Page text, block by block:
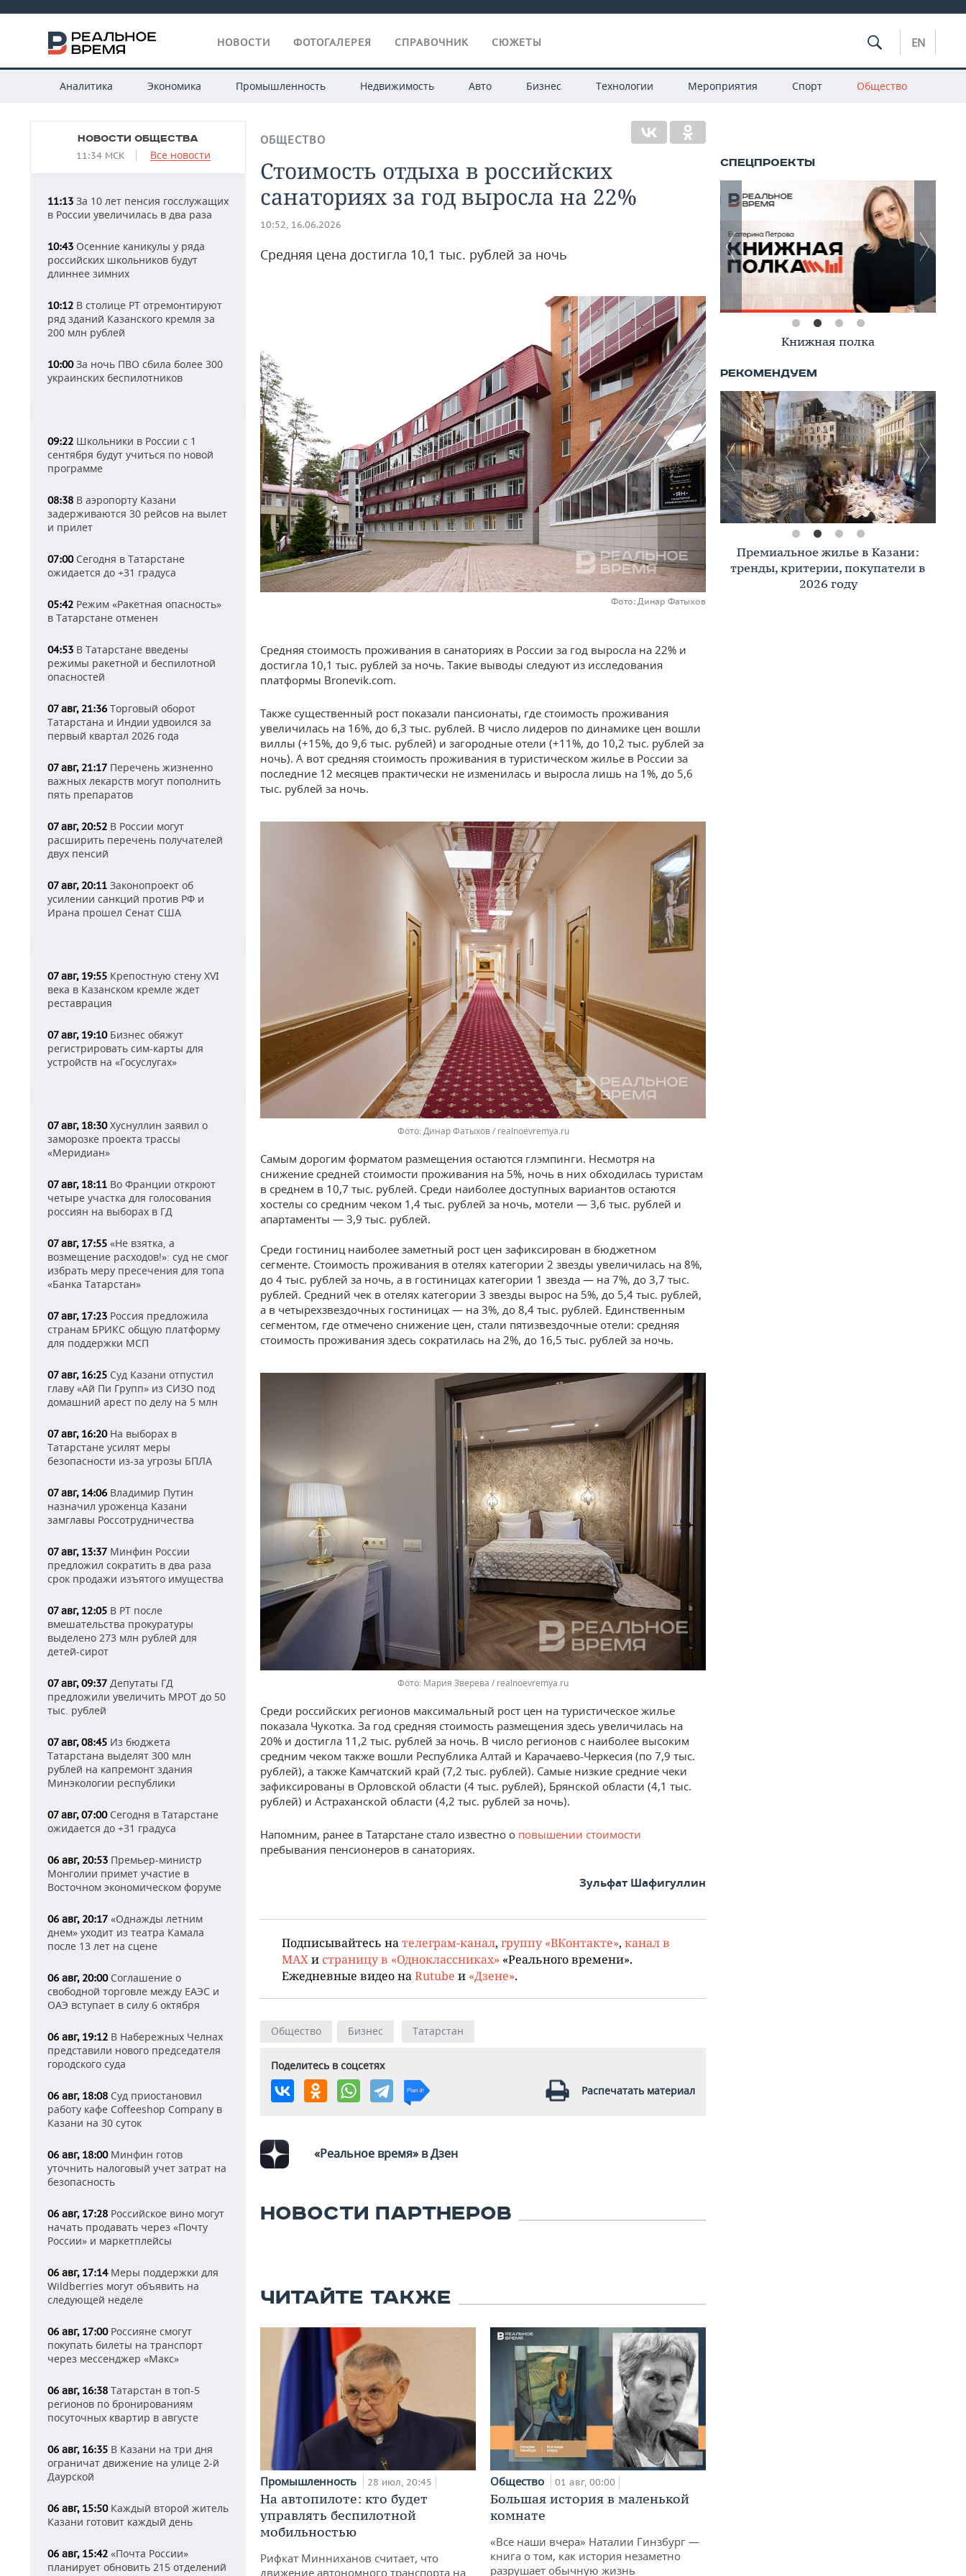
НОВОСТИ ФОТОГАЛЕРЕЯ СПРАВОЧНИК СЮЖЕТЫ EN
Аналитика Экономика Промышленность Недвижимость Авто Бизнес Технологии Мероприятия Спорт Общество
НОВОСТИ ОБЩЕСТВА
11:34 МСК Все новости
11:13 За 10 лет пенсия госслужащих
в России увеличилась в два раза
10:43 Осенние каникулы у ряда
российских школьников будут
длиннее зимних
10:12 В столице РТ отремонтируют
ряд зданий Казанского кремля за
200 млн рублей
10:00За ночь ПВО сбила более 300
украинских беспилотников
09:22 Школьники в России с 1
сентября будут учиться по новой
программе
08:38 В аэропорту Казани
задерживаются 30 рейсов на вылет
и прилет
07:00Сегодня в Татарстане
ожидается до +31 градуса
05:42 Режим «Ракетная опасность»
в Татарстане отменен
04:53 В Татарстане введены
режимы ракетной и беспилотной
опасностей
07 авг, 21:36 Торговый оборот
Татарстана и Индии удвоился за
первый квартал 2026 года
07 авг, 21:17 Перечень жизненно
важных лекарств могут пополнить
пять препаратов
07 авг, 20:52 В России могут
расширить перечень получателей
двух пенсий
07 авг, 20:11 Законопроект об
усилении санкций против РФ и
Ирана прошел Сенат США
07 авг, 19:55 Крепостную стену XVI
века в Казанском кремле ждет
реставрация
07 авг, 19:10Бизнес обяжут
регистрировать сим-карты для
устройств на «Госуслугах»
07 авг, 18:30Хуснуллин заявил о
заморозке проекта трассы
«Меридиан»
07 авг, 18:11 Во Франции откроют
четыре участка для голосования
россиян на выборах в ГД
07 авг, 17:55 «Не взятка, а
возмещение расходов!»: суд не смог
избрать меру пресечения для топа
«Банка Татарстан»
07 авг, 17:23 Россия предложила
странам БРИКС общую платформу
для поддержки МСП
07 авг, 16:25 Суд Казани отпустил
главу «Ай Пи Групп» из СИЗО под
домашний арест по делу на 5 млн
07 авг, 16:20На выборах в
Татарстане усилят меры
безопасности из-за угрозы БПЛА
07 авг, 14:06 Владимир Путин
назначил уроженца Казани
замглавы Россотрудничества
07 авг, 13:37 Минфин России
предложил сократить в два раза
срок продажи изъятого имущества
07 авг, 12:05 В РТ после
вмешательства прокуратуры
выделено 273 млн рублей для
детей-сирот
07 авг, 09:37 Депутаты ГД
предложили увеличить МРОТ до 50
тыс. рублей
07 авг, 08:45 Из бюджета
Татарстана выделят 300 млн
рублей на капремонт здания
Минэкологии республики
07 авг, 07:00Сегодня в Татарстане
ожидается до +31 градуса
06 авг, 20:53 Премьер-министр
Монголии примет участие в
Восточном экономическом форуме
06 авг, 20:17 «Однажды летним
днем» уходит из театра Камала
после 13 лет на сцене
06 авг, 20:00Соглашение о
свободной торговле между ЕАЭС и
ОАЭ вступает в силу 6 октября
06 авг, 19:12 В Набережных Челнах
представили нового председателя
городского суда
06 авг, 18:08 Суд приостановил
работу кафе Coffeeshop Company в
Казани на 30 суток
06 авг, 18:00Минфин готов
уточнить налоговый учет затрат на
безопасность
06 авг, 17:28 Российское вино могут
начать продавать через «Почту
России» и маркетплейсы
06 авг, 17:14Меры поддержки для
Wildberries могут объявить на
следующей неделе
06 авг, 17:00Россияне смогут
покупать билеты на транспорт
через мессенджер «Макс»
06 авг, 16:38 Татарстан в топ-5
регионов по бронированиям
посуточных квартир в августе
06 авг, 16:35 В Казани на три дня
ограничат движение на улице 2-й
Даурской
06 авг, 15:50Каждый второй житель
Казани готовит каждый день
06 авг, 15:42 «Почта России»
планирует обновить 215 отделений
ОБЩЕСТВО
Стоимость отдыха в российских
санаториях за год выросла на 22%
10:52, 16.06.2026
Средняя цена достигла 10,1 тыс. рублей за ночь
Фото: Динар Фатыхов
Средняя стоимость проживания в санаториях в России за год выросла на 22% и
достигла 10,1 тыс. рублей за ночь. Такие выводы следуют из исследования
платформы Bronevik.com.
Также существенный рост показали пансионаты, где стоимость проживания
увеличилась на 16%, до 6,3 тыс. рублей. В число лидеров по динамике цен вошли
виллы (+15%, до 9,6 тыс. рублей) и загородные отели (+11%, до 10,2 тыс. рублей за
ночь). А вот средняя стоимость проживания в туристическом жилье в России за
последние 12 месяцев практически не изменилась и выросла лишь на 1%, до 5,6
тыс. рублей за ночь.
Динар Фатыхов / realnoevremya.ru
Самым дорогим форматом размещения остаются глэмпинги. Несмотря на
снижение средней стоимости проживания на 5%, ночь в них обходилась туристам
в среднем в 10,7 тыс. рублей. Среди наиболее доступных вариантов остаются
хостелы со средним чеком 1,4 тыс. рублей за ночь, мотели — 3,6 тыс. рублей и
апартаменты — 3,9 тыс. рублей.
Среди гостиниц наиболее заметный рост цен зафиксирован в бюджетном
сегменте. Стоимость проживания в отелях категории 2 звезды увеличилась на 8%,
до 4 тыс. рублей за ночь, а в гостиницах категории 1 звезда — на 7%, до 3,7 тыс.
рублей. Средний чек в отелях категории 3 звезды вырос на 5%, до 5,4 тыс. рублей,
а в четырехзвездочных гостиницах — на 3%, до 8,4 тыс. рублей. Единственным
сегментом, где отмечено снижение цен, стали пятизвездочные отели: средняя
стоимость проживания здесь сократилась на 2%, до 16,5 тыс. рублей за ночь.
Мария Зверева / realnoevremya.ru
Среди российских регионов максимальный рост цен на туристическое жилье
показала Чукотка. За год средняя стоимость размещения здесь увеличилась на
20% и достигла 11,2 тыс. рублей за ночь. В число регионов с наиболее высоким
средним чеком также вошли Республика Алтай и Карачаево-Черкесия (по 7,9 тыс.
рублей), а также Камчатский край (7,2 тыс. рублей). Самые низкие средние чеки
зафиксированы в Орловской области (4 тыс. рублей), Брянской области (4,1 тыс.
рублей) и Астраханской области (4,2 тыс. рублей за ночь).
Напомним, ранее в Татарстане стало известно о повышении стоимости
пребывания пенсионеров в санаториях.
Зульфат Шафигуллин
Подписывайтесь на телеграм-канал, группу «ВКонтакте», канал в
MAX и страницу в «Одноклассниках» «Реального времени».
Ежедневные видео на Rutube и «Дзене».
Общество Бизнес Татарстан
Поделитесь в соцсетях
Распечатать материал
«Реальное время» в Дзен
НОВОСТИ ПАРТНЕРОВ
ЧИТАЙТЕ ТАКЖЕ
Промышленность 28 июл, 20:45
На автопилоте: кто будет
управлять беспилотной
мобильностью
Рифкат Минниханов считает, что
движение автономного транспорта на
Общество 01 авг, 00:00
Большая история в маленькой
комнате
«Все наши вчера» Наталии Гинзбург —
книга о том, как история незаметно
разрушает обычную жизнь
Книжная полка
Премиальное жилье в Казани:
тренды, критерии, покупатели в
2026 году